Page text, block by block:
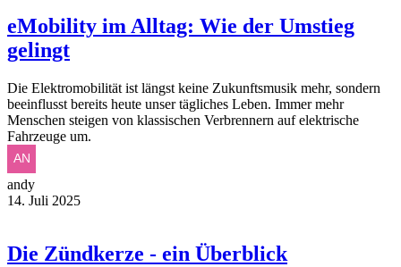
eMobility im Alltag: Wie der Umstieg
gelingt
Die Elektromobilität ist längst keine Zukunftsmusik mehr, sondern
beeinflusst bereits heute unser tägliches Leben. Immer mehr
Menschen steigen von klassischen Verbrennern auf elektrische
Fahrzeuge um.
andy
14. Juli 2025
Die Zündkerze - ein Überblick